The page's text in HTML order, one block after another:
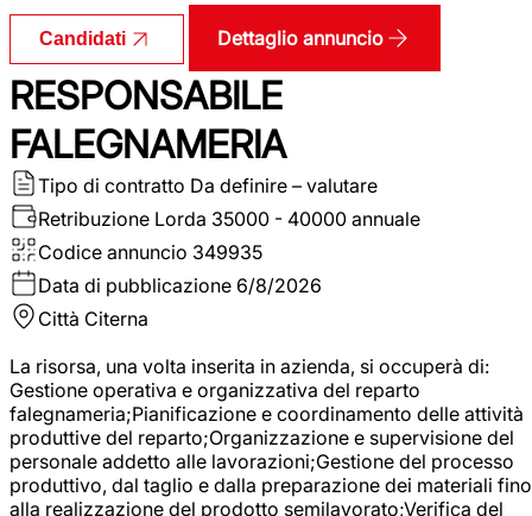
Candidati Dettaglio annuncio
RESPONSABILE
FALEGNAMERIA
Tipo di contratto Da definire – valutare
Retribuzione Lorda 35000 - 40000 annuale
Codice annuncio 349935
Data di pubblicazione 6/8/2026
Città Citerna
La risorsa, una volta inserita in azienda, si occuperà di:
Gestione operativa e organizzativa del reparto
falegnameria;Pianificazione e coordinamento delle attività
produttive del reparto;Organizzazione e supervisione del
personale addetto alle lavorazioni;Gestione del processo
produttivo, dal taglio e dalla preparazione dei materiali fino
alla realizzazione del prodotto semilavorato;Verifica del